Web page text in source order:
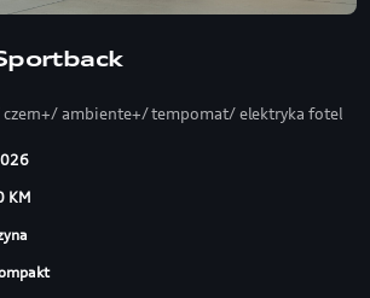
czern+/ ambiente+/ tempomat/ elektryka fotel
KM